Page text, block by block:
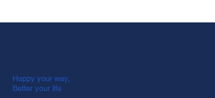
Happy your way,
Better your life